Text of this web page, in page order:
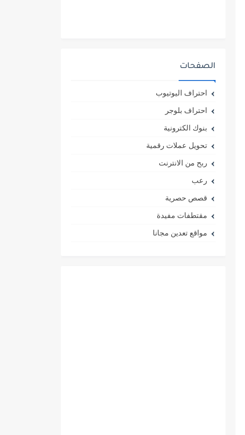
الصفحات
احتراف اليوتيوب
احتراف بلوجر
بنوك الكترونية
تحويل عملات رقمية
ربح من الانترنت
رعب
قصص حصرية
مقتطفات مفيدة
مواقع تعدين مجانا